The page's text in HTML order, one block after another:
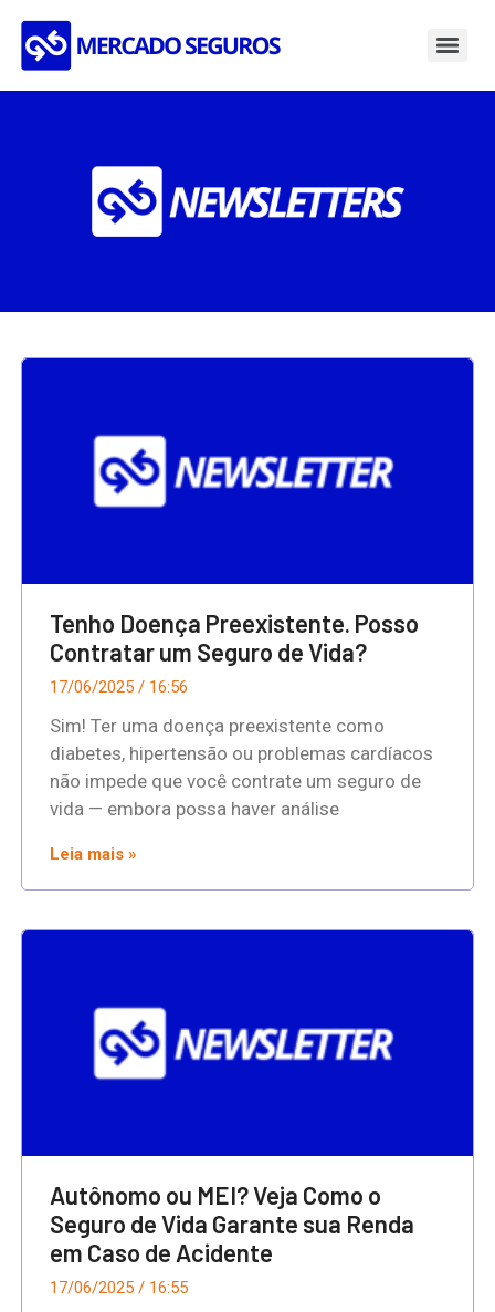
Tenho Doença Preexistente. Posso
Contratar um Seguro de Vida?
17/06/2025 16:56
Sim! Ter uma doença preexistente como
diabetes, hipertensão ou problemas cardíacos
não impede que você contrate um seguro de
vida — embora possa haver análise
Leia mais »
Autônomo ou MEI? Veja Como o
Seguro de Vida Garante sua Renda
em Caso de Acidente
17/06/2025 16:55